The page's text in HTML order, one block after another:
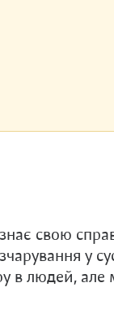
свою
у
в людей, але